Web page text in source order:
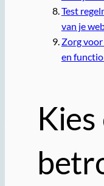
Test
van je
Zorg voor
en
Kies